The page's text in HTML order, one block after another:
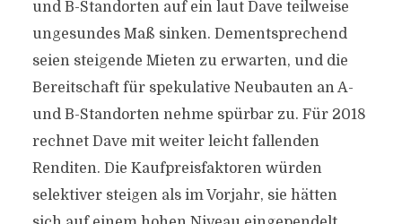
und B-Standorten auf ein laut Dave teilweise
ungesundes Maß sinken. Dementsprechend
seien steigende Mieten zu erwarten, und die
Bereitschaft für spekulative Neubauten an A-
und B-Standorten nehme spürbar zu. Für 2018
rechnet Dave mit weiter leicht fallenden
Renditen. Die Kaufpreisfaktoren würden
selektiver steigen als im Vorjahr, sie hätten